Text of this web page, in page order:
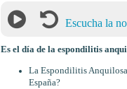
Escucha la
Es el día de la espondilitis
La Espondilitis
España?